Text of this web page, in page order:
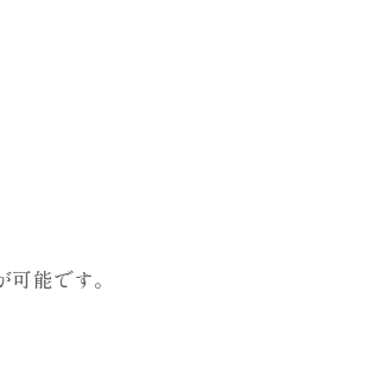
ト
の秘訣
広げ方
再出発
説
方法
能です。